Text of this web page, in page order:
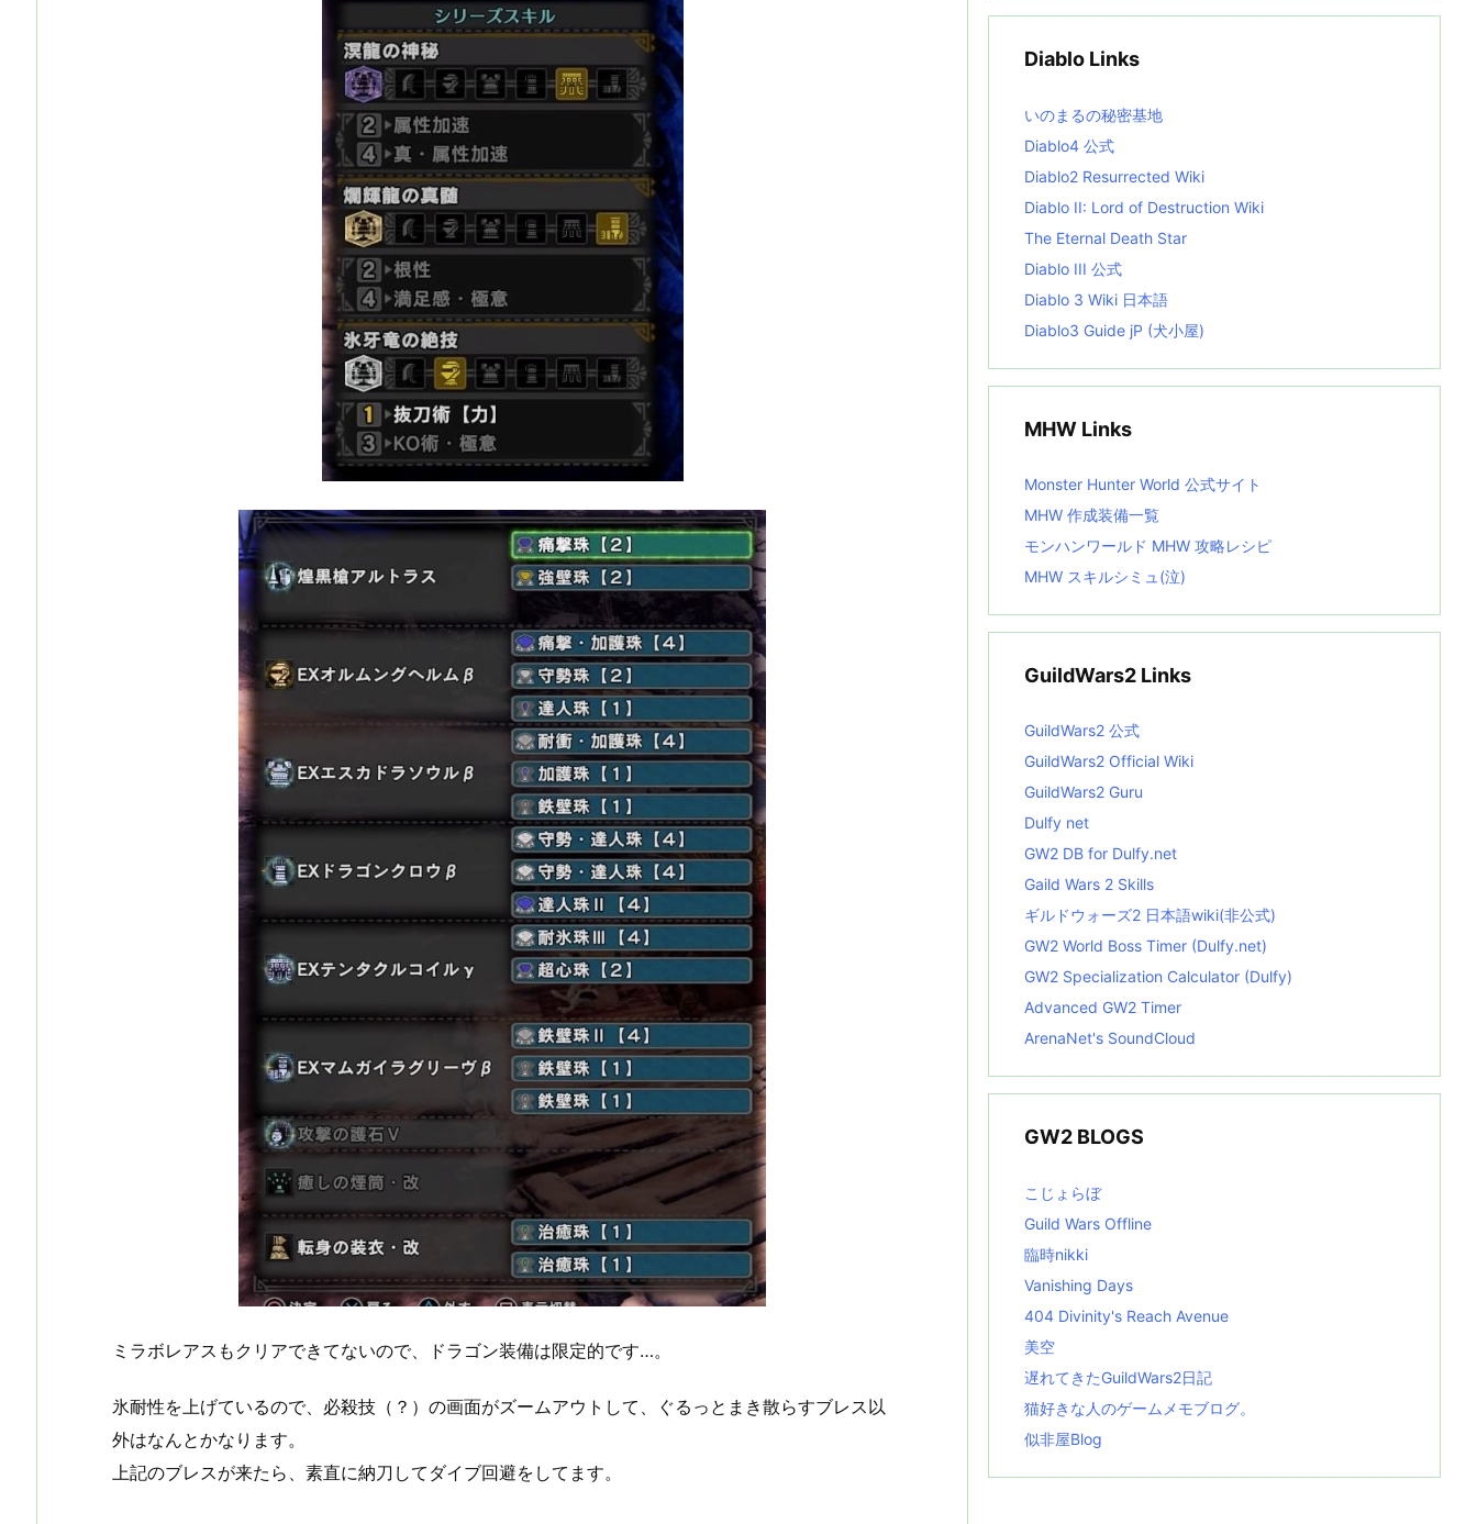
ミラボレアスもクリアできてないので、ドラゴン装備は限定的です…。
氷耐性を上げているので、必殺技（？）の画面がズームアウトして、ぐるっとまき散らすブレス以
外はなんとかなります。
上記のブレスが来たら、素直に納刀してダイブ回避をしてます。
e
i
s
t
Diablo Links
いのまるの秘密基地
Diablo4 公式
Diablo2 Resurrected Wiki
Diablo II: Lord of Destruction Wiki
The Eternal Death Star
Diablo III 公式
Diablo 3 Wiki 日本語
Diablo3 Guide jP (犬小屋)
MHW Links
Monster Hunter World 公式サイト
MHW 作成装備一覧
モンハンワールド MHW 攻略レシピ
MHW スキルシミュ(泣)
GuildWars2 Links
GuildWars2 公式
GuildWars2 Official Wiki
GuildWars2 Guru
Dulfy net
GW2 DB for Dulfy.net
Gaild Wars 2 Skills
ギルドウォーズ2 日本語wiki(非公式)
GW2 World Boss Timer (Dulfy.net)
GW2 Specialization Calculator (Dulfy)
Advanced GW2 Timer
ArenaNet's SoundCloud
GW2 BLOGS
こじょらぼ
Guild Wars Offline
臨時nikki
Vanishing Days
404 Divinity's Reach Avenue
美空
遅れてきたGuildWars2日記
猫好きな人のゲームメモブログ。
似非屋Blog